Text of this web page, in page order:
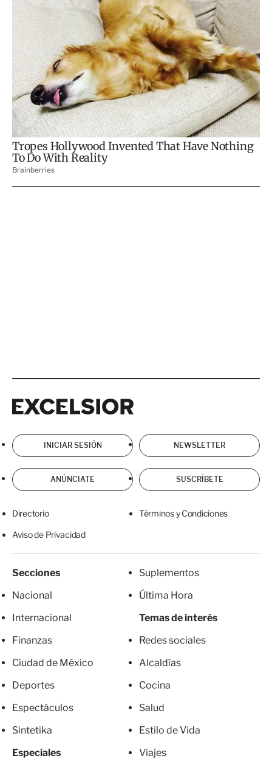
INICIAR SESIÓN NEWSLETTER
ANÚNCIATE SUSCRÍBETE
Directorio Términos y Condiciones
Aviso de Privacidad
Secciones
Nacional
Internacional
Finanzas
Ciudad de México
Deportes
Espectáculos
Sintetika
Especiales
Suplementos
Última Hora
Temas de interés
Redes sociales
Alcaldías
Cocina
Salud
Estilo de Vida
Viajes